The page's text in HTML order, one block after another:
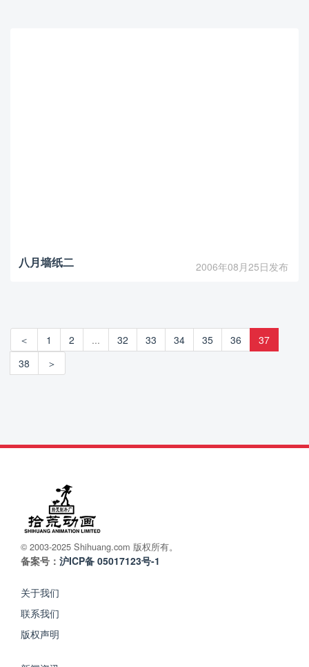
八月墙纸二 2006年08月25日发布
＜ 1 2 ... 32 33 34 35 36
37
38
＞
© 2003-2025 Shihuang.com 版权所有。
备案号： 沪ICP备 05017123号-1
关于我们
联系我们
版权声明